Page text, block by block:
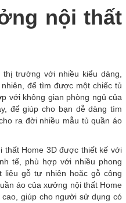
nội thất
thị trường với nhiều kiểu dáng,
để tìm được một chiếc tủ
với không gian phòng ngủ của
để giúp cho bạn dễ dàng tìm
ra đời nhiều mẫu tủ quần áo
thất Home 3D được thiết kế với
tế, phù hợp với nhiều phong
liệu gỗ tự nhiên hoặc gỗ công
áo của xưởng nội thất Home
giúp cho người sử dụng có